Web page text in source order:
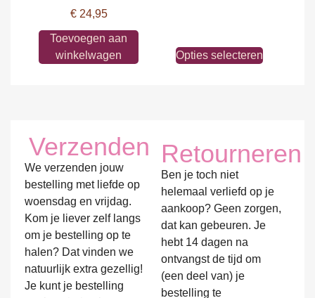
€24,95
Toevoegen aan
winkelwagen
Opties selecteren
Verzenden
We verzenden jouw
bestelling met liefde op
woensdag en vrijdag.
Kom je liever zelf langs
om je bestelling op te
halen? Dat vinden we
natuurlijk extra gezellig!
Je kunt je bestelling
Retourneren
Ben je toch niet
helemaal verliefd op je
aankoop? Geen zorgen,
dat kan gebeuren. Je
hebt 14 dagen na
ontvangst de tijd om
(een deel van) je
bestelling te